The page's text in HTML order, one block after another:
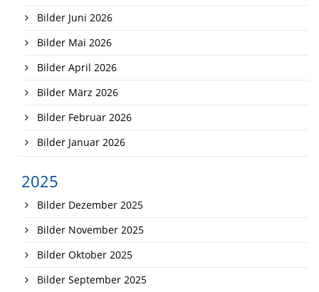
Bilder Juni 2026
Bilder Mai 2026
Bilder April 2026
Bilder März 2026
Bilder Februar 2026
Bilder Januar 2026
2025
Bilder Dezember 2025
Bilder November 2025
Bilder Oktober 2025
Bilder September 2025